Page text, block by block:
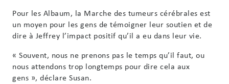
Pour les Albaum, la Marche des tumeurs cérébrales est
un moyen pour les gens de témoigner leur soutien et de
dire à Jeffrey l’impact positif qu’il a eu dans leur vie.
« Souvent, nous ne prenons pas le temps qu’il faut, ou
nous attendons trop longtemps pour dire cela aux
gens », déclare Susan.